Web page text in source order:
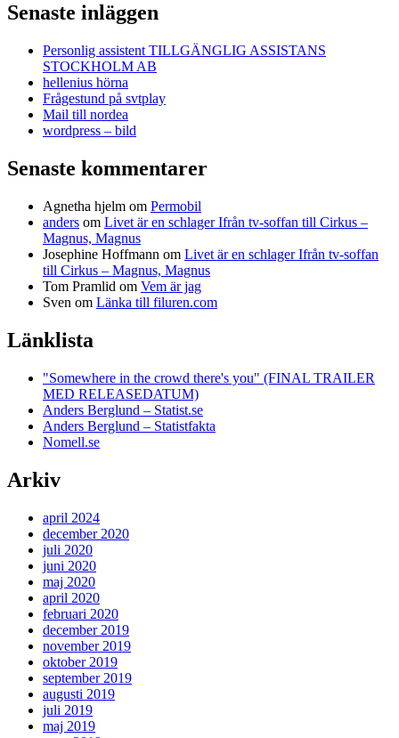
Senaste inläggen
Personlig assistent TILLGÄNGLIG ASSISTANS
STOCKHOLM AB
hellenius hörna
Frågestund på svtplay
Mail till nordea
wordpress – bild
Senaste kommentarer
Agnetha hjelm om Permobil
anders om Livet är en schlager Ifrån tv-soffan till Cirkus –
Magnus, Magnus
Josephine Hoffmann om Livet är en schlager Ifrån tv-soffan
till Cirkus – Magnus, Magnus
Tom Pramlid om Vem är jag
Sven om Länka till filuren.com
Länklista
"Somewhere in the crowd there's you" (FINAL TRAILER
MED RELEASEDATUM)
Anders Berglund – Statist.se
Anders Berglund – Statistfakta
Nomell.se
Arkiv
april 2024
december 2020
juli 2020
juni 2020
maj 2020
april 2020
februari 2020
december 2019
november 2019
oktober 2019
september 2019
augusti 2019
juli 2019
maj 2019